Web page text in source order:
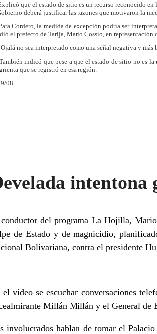
que el estado de sitio es un recurso reconocido
deberá justificar las razones que motivaron la
Cordero, la medida de excepción podría ser
el prefecto de Tarija, Mario Cossío, en
no sea interpretado como una señal negativa y
indicó que pese a que el estado de sitio no es
que se registró en esa región.
08
intentona
del programa La Hojilla,
de Estado y de magnicidio,
Bolivariana, contra el presidente
el video se escuchan conversaciones
Millán Millán y el General de
involucrados hablan de tomar el